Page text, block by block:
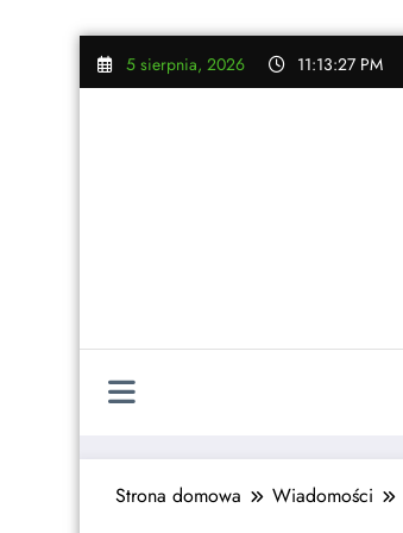
Skip
5 sierpnia, 2026 11:13:28 PM
Strona domowa Wiadomości